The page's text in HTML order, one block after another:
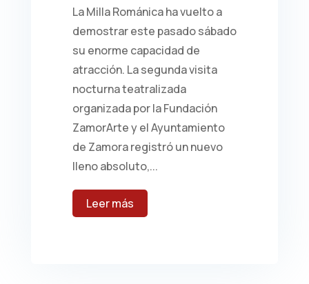
La Milla Románica ha vuelto a
demostrar este pasado sábado
su enorme capacidad de
atracción. La segunda visita
nocturna teatralizada
organizada por la Fundación
ZamorArte y el Ayuntamiento
de Zamora registró un nuevo
lleno absoluto,...
leer más